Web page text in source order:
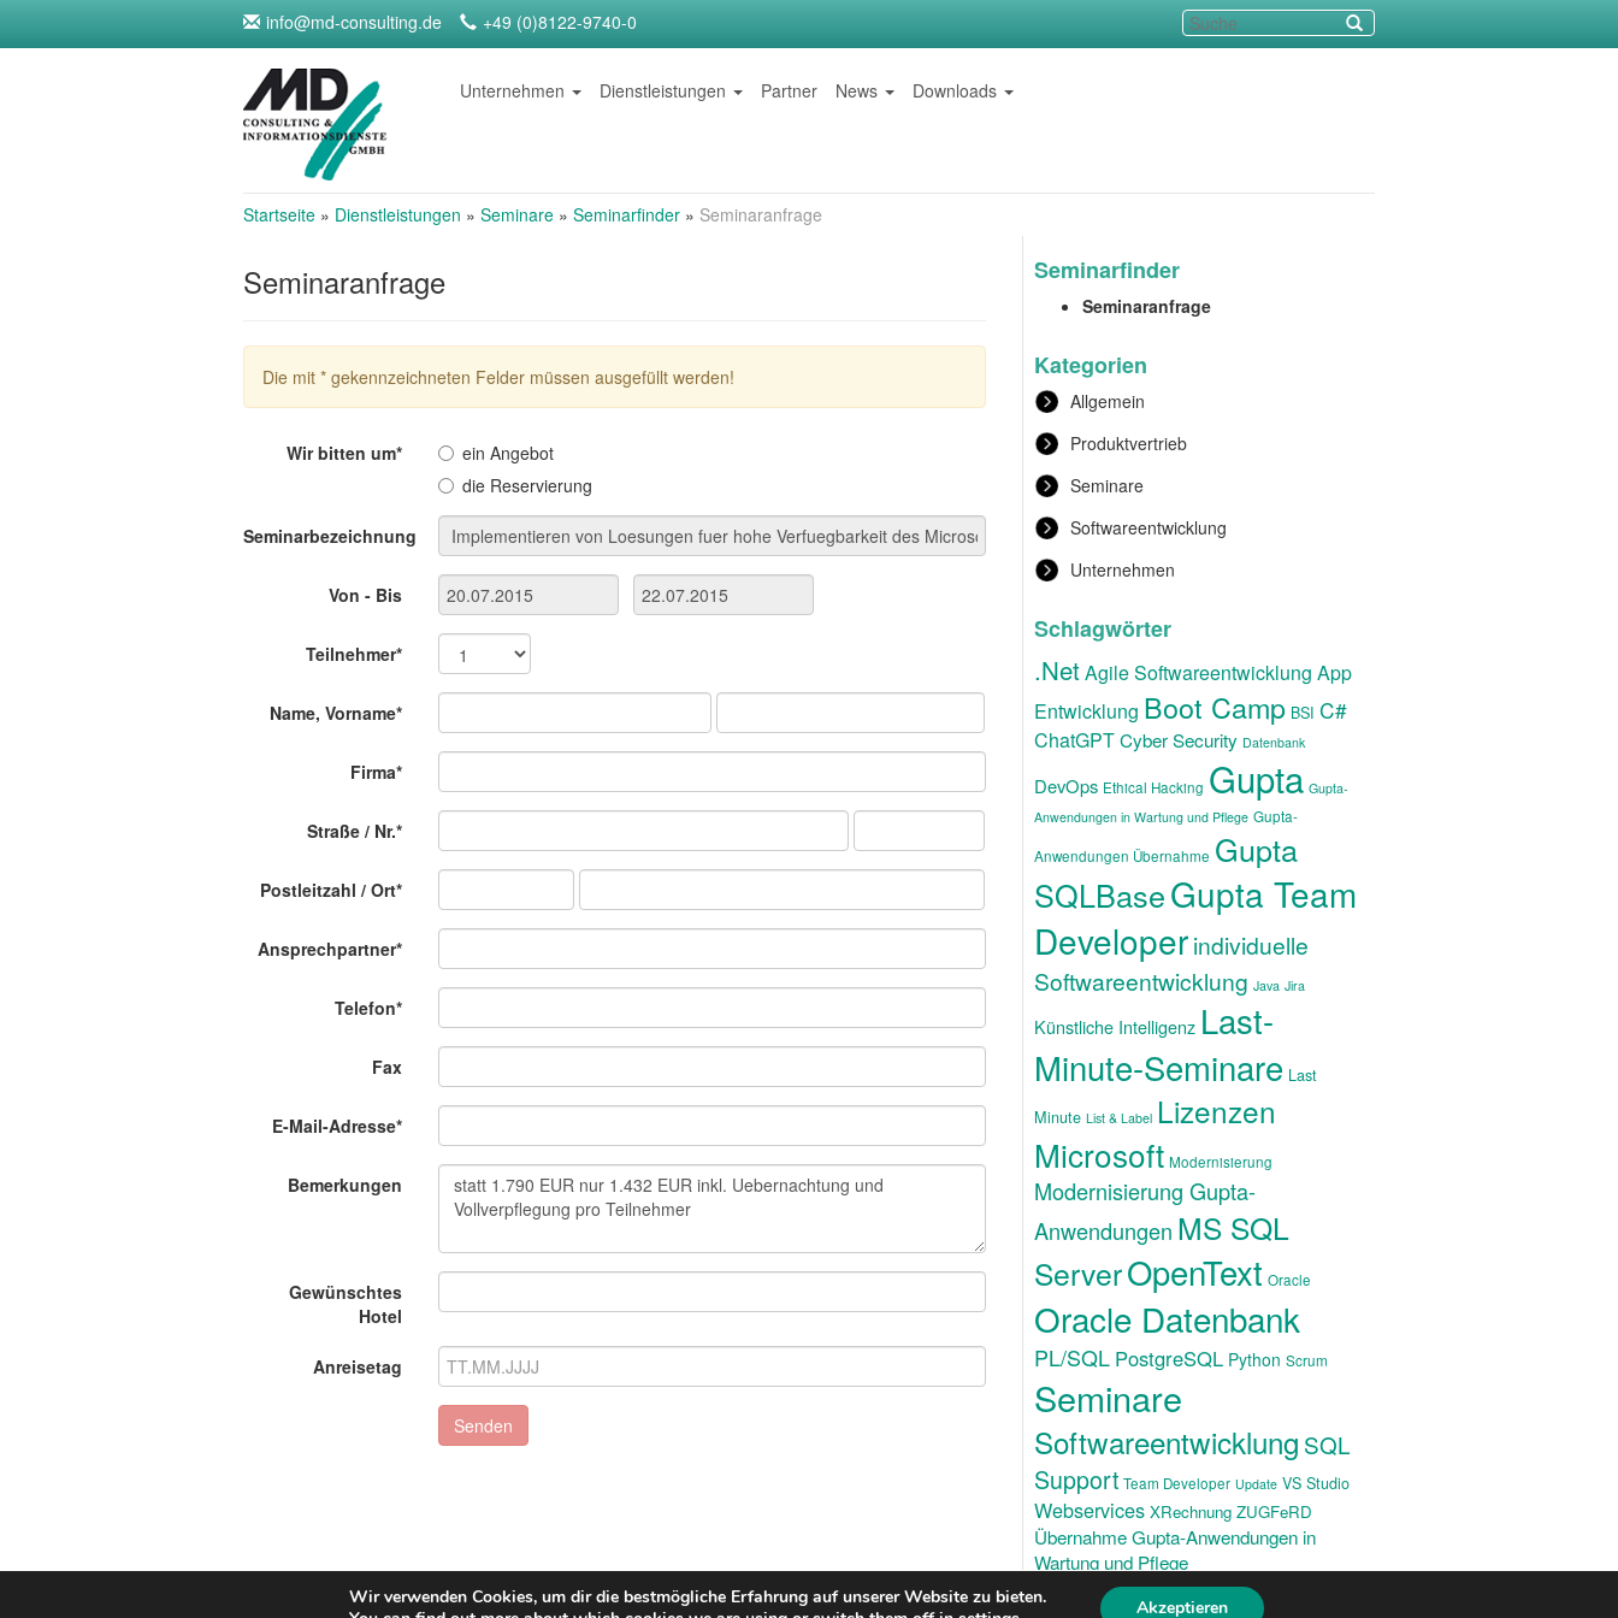
info@md-consulting.de +49 (0)8122-9740-0
Unternehmen Dienstleistungen Partner News Downloads
Startseite » Dienstleistungen » Seminare » Seminarfinder » Seminaranfrage
Seminaranfrage
Die mit * gekennzeichneten Felder müssen ausgefüllt werden!
Wir bitten um*
ein Angebot
die Reservierung
Seminarbezeichnung
Von - Bis
Teilnehmer*
Name, Vorname*
Firma*
Straße / Nr.*
Postleitzahl / Ort*
Ansprechpartner*
Telefon*
Fax
E-Mail-Adresse*
Bemerkungen
Gewünschtes
Hotel
Anreisetag
Senden
Seminarfinder
Seminaranfrage
Kategorien
Allgemein
Produktvertrieb
Seminare
Softwareentwicklung
Unternehmen
Schlagwörter
.NetAgile Softwareentwicklung App
Entwicklung Boot Camp BSI C#
ChatGPTCyber Security Datenbank
DevOps Ethical Hacking Gupta Gupta-
Anwendungen in Wartung und Pflege Gupta-
Anwendungen Übernahme Gupta
SQLBaseGupta Team
Developerindividuelle
Softwareentwicklung Java Jira
Künstliche Intelligenz Last-
Minute-Seminare Last
Minute List & Label Lizenzen
Microsoft Modernisierung
Modernisierung Gupta-
Anwendungen MS SQL
ServerOpenText Oracle
Oracle Datenbank
PL/SQL PostgreSQL Python Scrum
Seminare
Softwareentwicklung SQL
Support Team Developer Update VS Studio
Webservices XRechnung ZUGFeRD
Übernahme Gupta-Anwendungen in
Wartung und Pflege
Wir verwenden Cookies, um dir die bestmögliche Erfahrung auf unserer Website zu bieten.
Akzeptieren